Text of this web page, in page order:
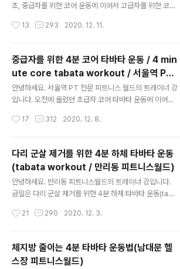
을 굽혀 앉으며 왼손은 지면을 터치하고 오른손은 허리 뒤
점프해 다리를 모았다가 다시 앉으며 오른손으로 ..
초, 중급자를 위한 코어 운동에 이어서 고급자를 위한 코어
사이드 플랭크 로테이션 - 싱글 레그 힙 브리지 동작입니
반복 진행합니다. 영상에 소개되는 코어 운동이 어렵거나
힘들다면 초, 중급자를 위한 코어 운동 부터 완전히 마스터
후 실시해 보세요. 그럼 오늘도 좋은 하루보내세요! 고급자
를 위한 코어운동 / core training 플랭크 투 푸시업(plan
k to push up) 동작 설명: 1. 플랭크 포지션에서 자세를 유
편다. 2. 오른손도 팔꿈치가 있던 지면을 짚으면서 팔꿈치..
13 293 2020. 12. 11.
중급자를 위한 4분 코어 타바타 운동 / 4 min
ute core tabata workout / 서울역 PT
피트니스월드
안녕하세요. 서울역 PT 전문 피트니스 월드의 트레이너 강
입니다. 오전에 올렸던 초급자 코어 타바타 운동에 이어서
0초 실시 10초 휴식 2번씩 반복합니다. 체력이 좋으신 분
니 투 엘보우 - 사이드 플랭크 힙 딥 - 브리지 위드 원 레그
리프트 동작입니다. 동작은 천천히 실시하며 코어에 힘이
풀리지 않도록 주의해 주세요. 그럼 오늘도 파이팅 입니다!
중급자를 위한 4분 코어 타바타 운동 / 4minute core ta
bata workout 하이 플랭크 위드 트위스트 니 투 엘보우 /
이 플랭크 포지션에서 자..
17 312 2020. 12. 8.
다리 군살 제거를 위한 4분 하체 타바타 운동
(tabata workout / 만리동 피트니스월드)
안녕하세요. 만리동 피트니스월드의 트레이너 강입니다.
금일은 다리 군살 제거를 위한 4분 하체 타바타 운동(taba
각 동작 20초 실시, 중간에 10초 휴식을 하며, 스쿼트 - 스
반복합니다. 동영상에 타이머가 있으니 동영상을 보며 실
시해 보세요. 블로그에서는 각 동작의 간단한 동작 설명을
해두겠습니다. 동영상 아래 이지미와 설명 글을 참고해 주
21 290 2020. 12. 3.
체지방 줄이는 4분 타바타 운동법(남대문 헬
스장 피트니스월드)